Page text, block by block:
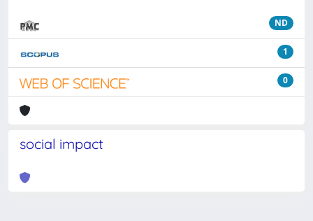
ND
1
0
social impact